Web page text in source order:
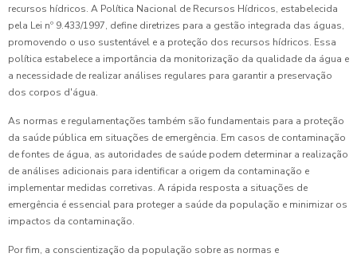
recursos hídricos. A Política Nacional de Recursos Hídricos, estabelecida
pela Lei nº 9.433/1997, define diretrizes para a gestão integrada das águas,
promovendo o uso sustentável e a proteção dos recursos hídricos. Essa
política estabelece a importância da monitorização da qualidade da água e
a necessidade de realizar análises regulares para garantir a preservação
dos corpos d'água.
As normas e regulamentações também são fundamentais para a proteção
da saúde pública em situações de emergência. Em casos de contaminação
de fontes de água, as autoridades de saúde podem determinar a realização
de análises adicionais para identificar a origem da contaminação e
implementar medidas corretivas. A rápida resposta a situações de
emergência é essencial para proteger a saúde da população e minimizar os
impactos da contaminação.
Por fim, a conscientização da população sobre as normas e